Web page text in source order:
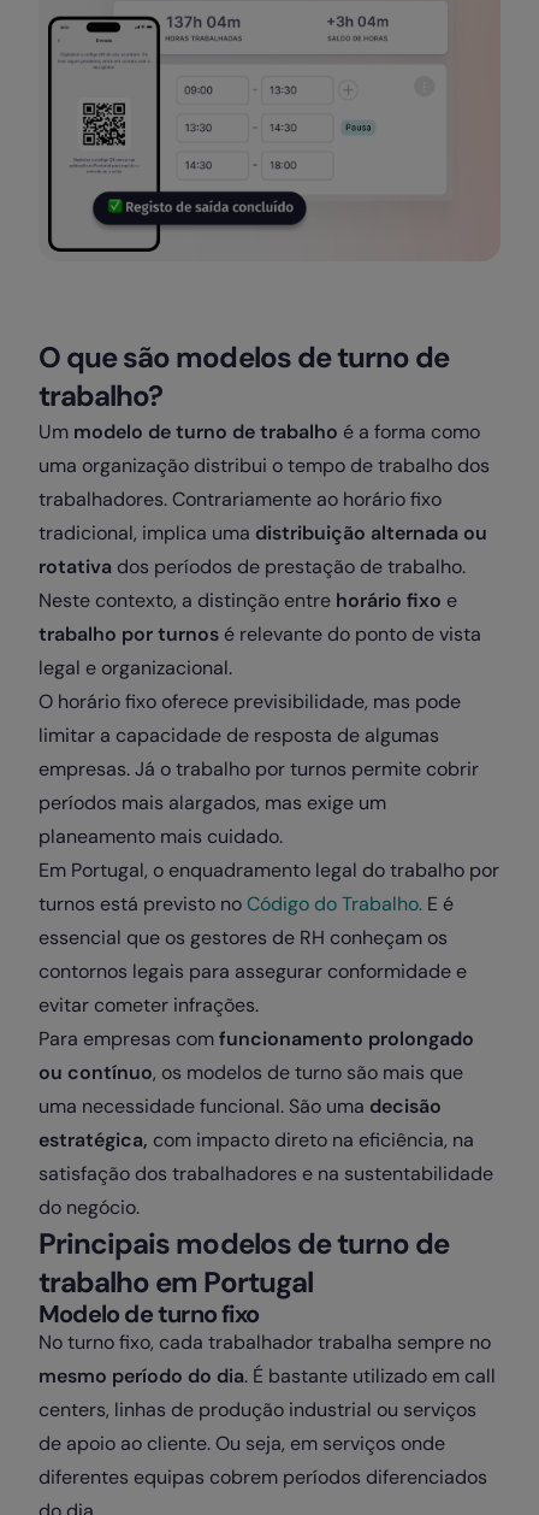
O que são modelos de turno de
trabalho?
Um modelo de turno de trabalho é a forma como
uma organização distribui o tempo de trabalho dos
trabalhadores. Contrariamente ao horário fixo
tradicional, implica uma distribuição alternada ou
rotativa dos períodos de prestação de trabalho.
Neste contexto, a distinção entre horário fixo e
trabalho por turnos é relevante do ponto de vista
legal e organizacional.
O horário fixo oferece previsibilidade, mas pode
limitar a capacidade de resposta de algumas
empresas. Já o trabalho por turnos permite cobrir
períodos mais alargados, mas exige um
planeamento mais cuidado.
Em Portugal, o enquadramento legal do trabalho por
turnos está previsto noCódigo do Trabalho. E é
essencial que os gestores de RH conheçam os
contornos legais para assegurar conformidade e
evitar cometer infrações.
Para empresas comfuncionamento prolongado
ou contínuo, os modelos de turno são mais que
uma necessidade funcional. São uma decisão
estratégica, com impacto direto na eficiência, na
satisfação dos trabalhadores e na sustentabilidade
do negócio.
Principais modelos de turno de
trabalho em Portugal
Modelo de turno fixo
No turno fixo, cada trabalhador trabalha sempre no
mesmo período do dia. É bastante utilizado em call
centers, linhas de produção industrial ou serviços
de apoio ao cliente. Ou seja, em serviços onde
diferentes equipas cobrem períodos diferenciados